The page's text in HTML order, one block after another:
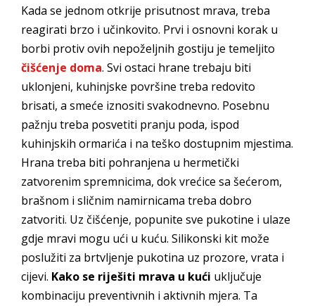
Kada se jednom otkrije prisutnost mrava, treba
reagirati brzo i učinkovito. Prvi i osnovni korak u
borbi protiv ovih nepoželjnih gostiju je temeljito
čišćenje doma. Svi ostaci hrane trebaju biti
uklonjeni, kuhinjske površine treba redovito
brisati, a smeće iznositi svakodnevno. Posebnu
pažnju treba posvetiti pranju poda, ispod
kuhinjskih ormarića i na teško dostupnim mjestima.
Hrana treba biti pohranjena u hermetički
zatvorenim spremnicima, dok vrećice sa šećerom,
brašnom i sličnim namirnicama treba dobro
zatvoriti. Uz čišćenje, popunite sve pukotine i ulaze
gdje mravi mogu ući u kuću. Silikonski kit može
poslužiti za brtvljenje pukotina uz prozore, vrata i
cijevi. Kako se riješiti mrava u kući uključuje
kombinaciju preventivnih i aktivnih mjera. Ta